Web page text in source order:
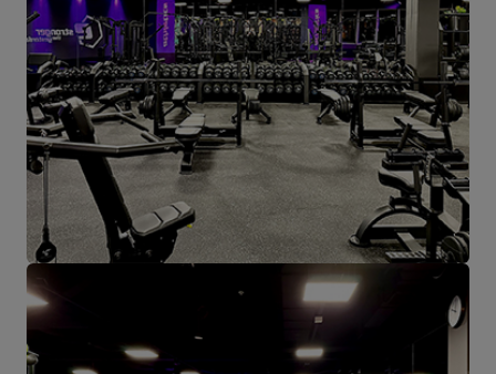
mit unseren Kunden gesteuert. Von hier aus werden auch unsere
Produkte für einzelne Empfänger und Partnergeschäfte geschickt.
Das Herz unseres Unternehmens liegt in Starachowice und das ist
die Ortschaft, wo alles anfängt.